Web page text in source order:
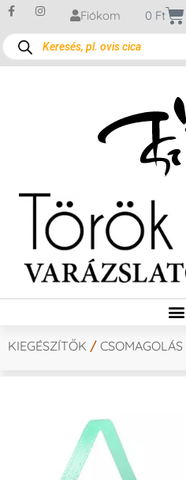
Fiókom 0 Ft
KIEGÉSZÍTŐK / CSOMAGOLÁS